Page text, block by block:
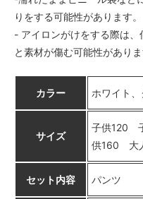
りをする可能性があります。
- アイロンがけをする際は
と素材が傷む可能性がありま
カラー ホワイト
サイズ
子供120
供160 大
セット内容 パンツ